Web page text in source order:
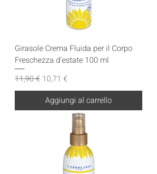
Girasole Crema Fluida per il Corpo
Freschezza d'estate 100 ml
Prezzo regolare
11,90 € Prezzo scontato
10,71 €
Aggiungi al carrello